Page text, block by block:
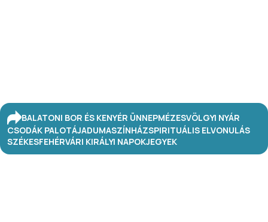
BALATONI BOR ÉS KENYÉR ÜNNEPMÉZESVÖLGYI NYÁR
CSODÁK PALOTÁJADUMASZÍNHÁZSPIRITUÁLIS ELVONULÁS
SZÉKESFEHÉRVÁRI KIRÁLYI NAPOKJEGYEK